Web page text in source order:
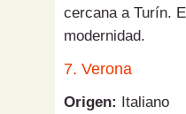
cercana a Turín.
modernidad.
7. Verona
Origen: Italiano